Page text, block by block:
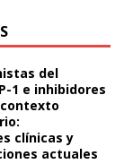
del
1 e inhibidores
contexto
clínicas y
actuales